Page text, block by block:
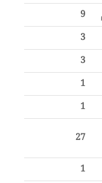
9
3
3
1
1
27
1